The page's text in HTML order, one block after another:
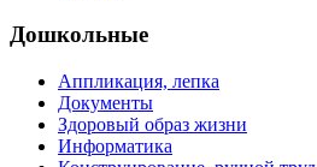
Дошкольные
Аппликация, лепка
Документы
Здоровый образ жизни
Информатика